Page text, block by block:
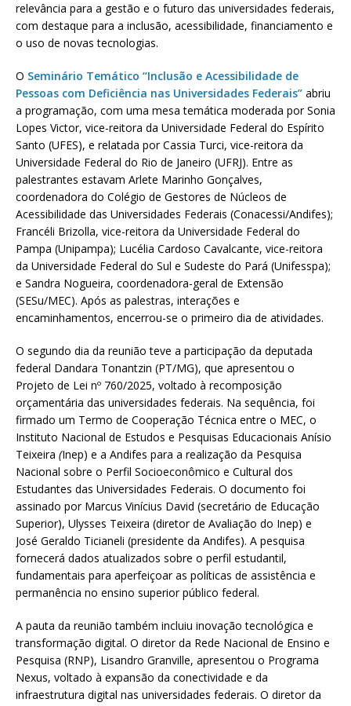
relevância para a gestão e o futuro das universidades federais,
com destaque para a inclusão, acessibilidade, financiamento e
o uso de novas tecnologias.
O Seminário Temático “Inclusão e Acessibilidade de
Pessoas com Deficiência nas Universidades Federais” abriu
a programação, com uma mesa temática moderada por Sonia
Lopes Victor, vice-reitora da Universidade Federal do Espírito
Santo (UFES), e relatada por Cassia Turci, vice-reitora da
Universidade Federal do Rio de Janeiro (UFRJ). Entre as
palestrantes estavam Arlete Marinho Gonçalves,
coordenadora do Colégio de Gestores de Núcleos de
Acessibilidade das Universidades Federais (Conacessi/Andifes);
Francéli Brizolla, vice-reitora da Universidade Federal do
Pampa (Unipampa); Lucélia Cardoso Cavalcante, vice-reitora
da Universidade Federal do Sul e Sudeste do Pará (Unifesspa);
e Sandra Nogueira, coordenadora-geral de Extensão
(SESu/MEC). Após as palestras, interações e
encaminhamentos, encerrou-se o primeiro dia de atividades.
O segundo dia da reunião teve a participação da deputada
federal Dandara Tonantzin (PT/MG), que apresentou o
Projeto de Lei nº 760/2025, voltado à recomposição
orçamentária das universidades federais. Na sequência, foi
firmado um Termo de Cooperação Técnica entre o MEC, o
Instituto Nacional de Estudos e Pesquisas Educacionais Anísio
Teixeira (Inep) e a Andifes para a realização da Pesquisa
Nacional sobre o Perfil Socioeconômico e Cultural dos
Estudantes das Universidades Federais. O documento foi
assinado por Marcus Vinícius David (secretário de Educação
Superior), Ulysses Teixeira (diretor de Avaliação do Inep) e
José Geraldo Ticianeli (presidente da Andifes). A pesquisa
fornecerá dados atualizados sobre o perfil estudantil,
fundamentais para aperfeiçoar as políticas de assistência e
permanência no ensino superior público federal.
A pauta da reunião também incluiu inovação tecnológica e
transformação digital. O diretor da Rede Nacional de Ensino e
Pesquisa (RNP), Lisandro Granville, apresentou o Programa
Nexus, voltado à expansão da conectividade e da
infraestrutura digital nas universidades federais. O diretor da